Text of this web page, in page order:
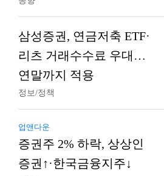
삼성증권, 연금저축 ETF·
리츠 거래수수료 우대…
연말까지 적용
정보/정책
업앤다운
증권주 2% 하락, 상상인
증권↑·한국금융지주↓